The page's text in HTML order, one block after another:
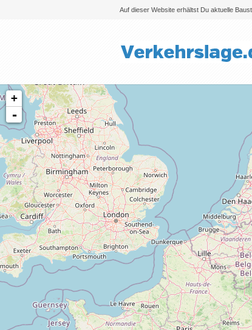
Auf dieser Website erhältst Du aktuelle
+
-